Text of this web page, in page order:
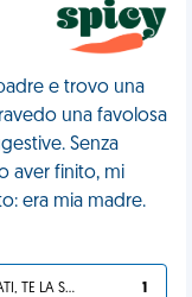
e trovo una
una favolosa
Senza
aver finito, mi
era mia madre.
SVEGLIATI, TE LA SEI CERCATA! 1